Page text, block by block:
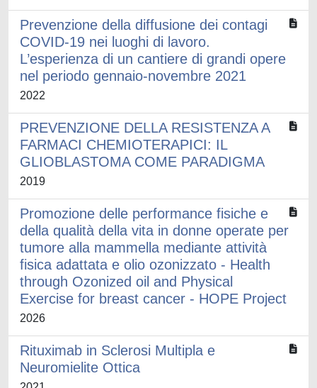
Prevenzione della diffusione dei contagi
COVID-19 nei luoghi di lavoro.
L’esperienza di un cantiere di grandi opere
nel periodo gennaio-novembre 2021
2022
PREVENZIONE DELLA RESISTENZA A
FARMACI CHEMIOTERAPICI: IL
GLIOBLASTOMA COME PARADIGMA
2019
Promozione delle performance fisiche e
della qualità della vita in donne operate per
tumore alla mammella mediante attività
fisica adattata e olio ozonizzato - Health
through Ozonized oil and Physical
Exercise for breast cancer - HOPE Project
2026
Rituximab in Sclerosi Multipla e
Neuromielite Ottica